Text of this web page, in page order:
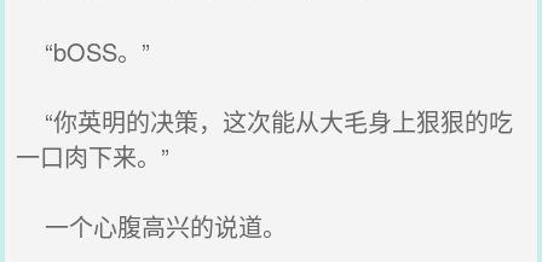
“bOSS。”
“你英明的决策，这次能从大毛身上狠狠的吃
一口肉下来。”
一个心腹高兴的说道。